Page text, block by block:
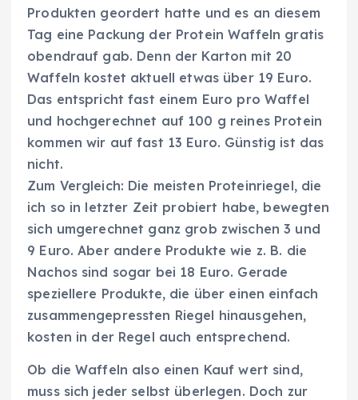
Produkten geordert hatte und es an diesem
Tag eine Packung der Protein Waffeln gratis
obendrauf gab. Denn der Karton mit 20
Waffeln kostet aktuell etwas über 19 Euro.
Das entspricht fast einem Euro pro Waffel
und hochgerechnet auf 100 g reines Protein
kommen wir auf fast 13 Euro. Günstig ist das
nicht.
Zum Vergleich: Die meisten Proteinriegel, die
ich so in letzter Zeit probiert habe, bewegten
sich umgerechnet ganz grob zwischen 3 und
9 Euro. Aber andere Produkte wie z. B. die
Nachos sind sogar bei 18 Euro. Gerade
speziellere Produkte, die über einen einfach
zusammengepressten Riegel hinausgehen,
kosten in der Regel auch entsprechend.
Ob die Waffeln also einen Kauf wert sind,
muss sich jeder selbst überlegen. Doch zur